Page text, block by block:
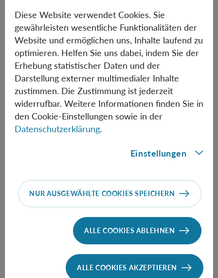
Mark Pruckner
Technik | IT
+43 (1) 51581 - 9529
Mark.Pruckner(at)oeaw.ac.at
Biografische Informationen
Sofia Maria Satanakis
Wissenschaftliche Öffentlichkeitsarbeit
SofiaMaria.Satanakis(at)oeaw.ac.at
Laura Maria Sommer
Administrative Assistenz
LauraMaria.Sommer(at)oeaw.ac.at
Diese Website verwendet Cookies. Sie
gewährleisten wesentliche Funktionalitäten der
Website und ermöglichen uns, Inhalte laufend zu
optimieren. Helfen Sie uns dabei, indem Sie der
Erhebung statistischer Daten und der
Darstellung externer multimedialer Inhalte
zustimmen. Die Zustimmung ist jederzeit
widerrufbar. Weitere Informationen finden Sie in
den Cookie-Einstellungen sowie in der
Datenschutzerklärung.
Einstellungen
NUR AUSGEWÄHLTE COOKIES SPEICHERN
ALLE COOKIES ABLEHNEN
ALLE COOKIES AKZEPTIEREN